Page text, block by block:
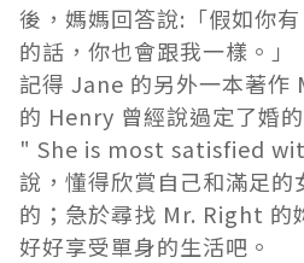
後，媽媽回答說:「假如你
的話，你也會跟我一樣。」
記得 Jane 的另外一本著
的 Henry 曾經說過定了婚
" She is most satisfied
說，懂得欣賞自己和滿足的
的；急於尋找 Mr. Right 的
好好享受單身的生活吧。